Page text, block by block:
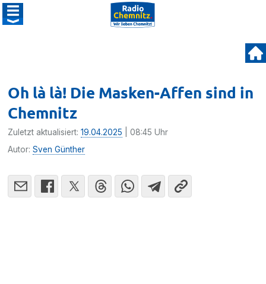
Oh là là! Die Masken-Affen sind in
Chemnitz
Zuletzt aktualisiert:19.04.2025 | 08:45 Uhr
Autor:Sven Günther